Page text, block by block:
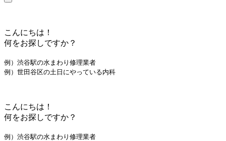
こんにちは！
何をお探しですか？
例）渋谷駅の水まわり修理業者
例）世田谷区の土日にやっている内科
こんにちは！
何をお探しですか？
例）渋谷駅の水まわり修理業者